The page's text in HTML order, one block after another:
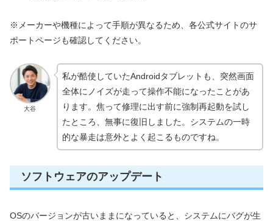
※メーカーや機種によって手順が異なるため、各公式サイトのサ
ポートページも確認してください。
大谷
私が酷使していたAndroidタブレットも、突然画面
全体にノイズが走って操作不能になったことがあ
ります。焦って修理に出す前に強制再起動を試し
たところ、無事に復旧しました。システムの一時
的な暴走は意外とよく起こるものですね。
ソフトウェアのアップデート
OSのバージョンが古いままになっていると、システムにバグが生